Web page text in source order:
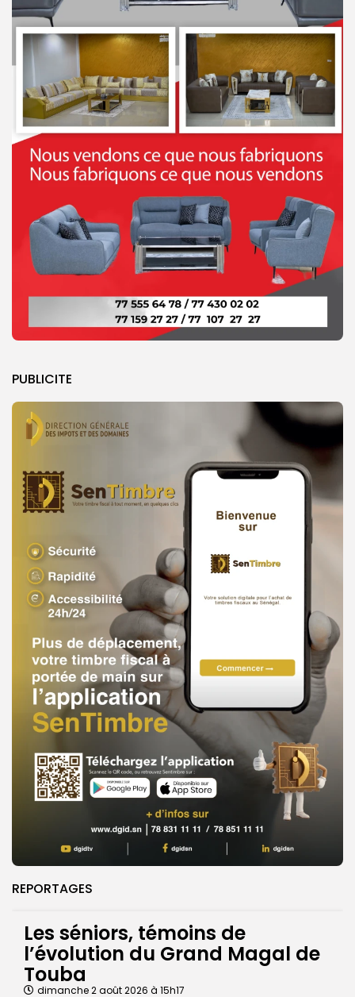
PUBLICITE
REPORTAGES
Les séniors, témoins de
l’évolution du Grand Magal de
Touba
dimanche 2 août 2026 à 15h17